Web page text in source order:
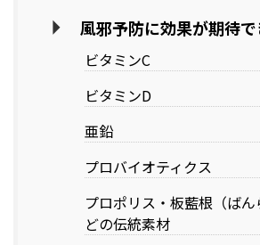
風邪予防に効果が期待
ビタミンC
ビタミンD
亜鉛
プロバイオティクス
プロポリス・板藍根（ば
どの伝統素材